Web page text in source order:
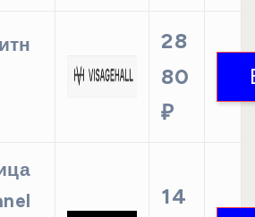
28
80
₽
14